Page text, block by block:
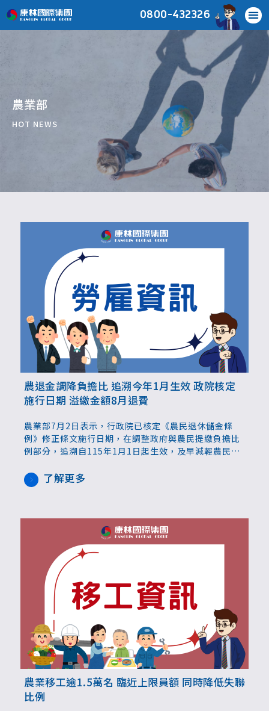
0800-432326
農業部
HOT NEWS
農退金調降負擔比 追溯今年1月生效 政院核定
施行日期 溢繳金額8月退費
農業部7月2日表示，行政院已核定《農民退休儲金條
例》修正條文施行日期，在調整政府與農民提繳負擔比
例部分，追溯自115年1月1日起生效，及早減輕農民提
陸續進行退費作業。有關擴大農民退休儲金制度適用對
象部分，則自8月1日起施行，目前已進行各項準備作
了解更多
農業移工逾1.5萬名 臨近上限員額 同時降低失聯
比例